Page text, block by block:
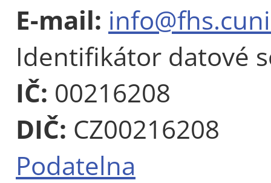
E-mail:
Identifikátor datové
IČ: 00216208
DIČ: CZ00216208
Podatelna